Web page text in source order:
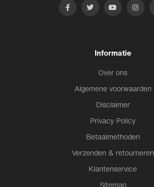
Informatie
Over ons
Algemene voorwaarden
Disclaimer
Privacy Policy
Betaalmethoden
Verzenden & retourneren
Klantenservice
Sitemap